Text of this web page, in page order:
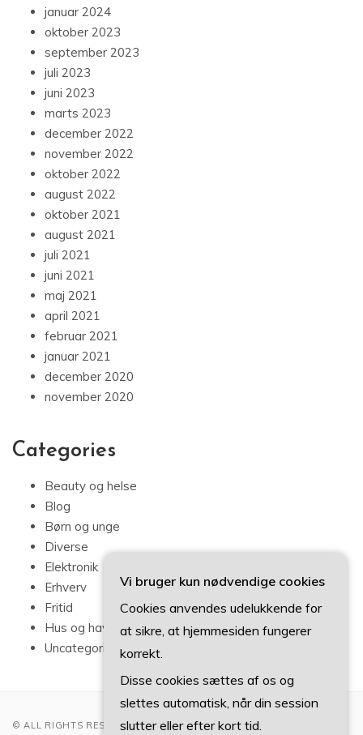
januar 2024
oktober 2023
september 2023
juli 2023
juni 2023
marts 2023
december 2022
november 2022
oktober 2022
august 2022
oktober 2021
august 2021
juli 2021
juni 2021
maj 2021
april 2021
februar 2021
januar 2021
december 2020
november 2020
Categories
Beauty og helse
Blog
Børn og unge
Diverse
Elektronik
Erhverv
Fritid
Hus og have
Uncategorized
© ALL RIGHTS RESERVED 2022
Vi bruger kun nødvendige cookies
Cookies anvendes udelukkende for
at sikre, at hjemmesiden fungerer
korrekt.
Disse cookies sættes af os og
slettes automatisk, når din session
slutter eller efter kort tid.